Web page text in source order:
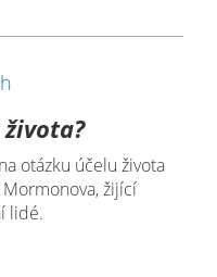
otázku účelu života
žijící
lidé.